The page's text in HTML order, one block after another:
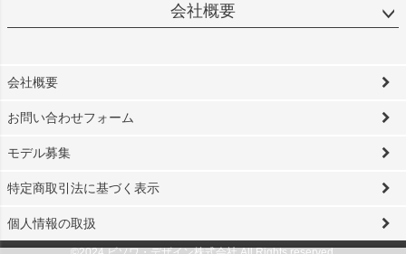
会社概要
会社概要
お問い合わせフォーム
モデル募集
特定商取引法に基づく表示
個人情報の取扱